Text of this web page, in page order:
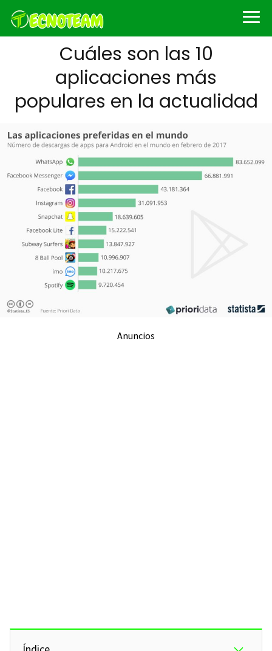
Cuáles son las 10
aplicaciones más
populares en la actualidad
Anuncios